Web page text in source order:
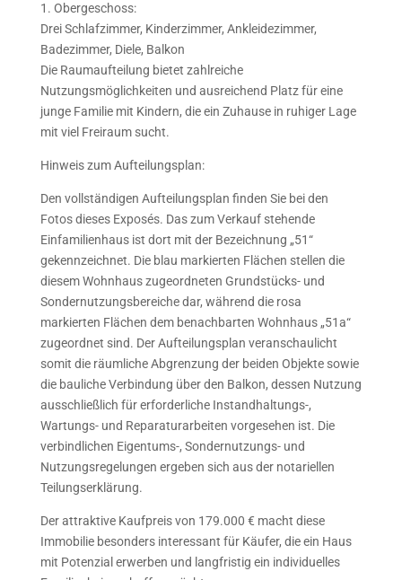
1. Obergeschoss:
Drei Schlafzimmer, Kinderzimmer, Ankleidezimmer,
Badezimmer, Diele, Balkon
Die Raumaufteilung bietet zahlreiche
Nutzungsmöglichkeiten und ausreichend Platz für eine
junge Familie mit Kindern, die ein Zuhause in ruhiger Lage
mit viel Freiraum sucht.
Hinweis zum Aufteilungsplan:
Den vollständigen Aufteilungsplan finden Sie bei den
Fotos dieses Exposés. Das zum Verkauf stehende
Einfamilienhaus ist dort mit der Bezeichnung „51“
gekennzeichnet. Die blau markierten Flächen stellen die
diesem Wohnhaus zugeordneten Grundstücks- und
Sondernutzungsbereiche dar, während die rosa
markierten Flächen dem benachbarten Wohnhaus „51a“
zugeordnet sind. Der Aufteilungsplan veranschaulicht
somit die räumliche Abgrenzung der beiden Objekte sowie
die bauliche Verbindung über den Balkon, dessen Nutzung
ausschließlich für erforderliche Instandhaltungs-,
Wartungs- und Reparaturarbeiten vorgesehen ist. Die
verbindlichen Eigentums-, Sondernutzungs- und
Nutzungsregelungen ergeben sich aus der notariellen
Teilungserklärung.
Der attraktive Kaufpreis von 179.000 € macht diese
Immobilie besonders interessant für Käufer, die ein Haus
mit Potenzial erwerben und langfristig ein individuelles